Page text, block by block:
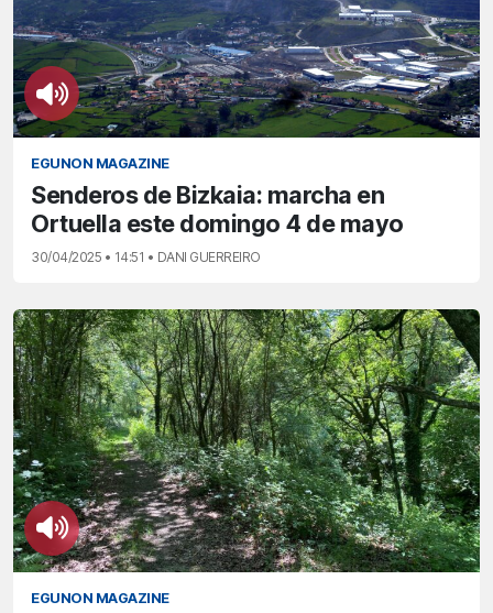
EGUNON MAGAZINE
Senderos de Bizkaia: marcha en
Ortuella este domingo 4 de mayo
30/04/2025 • 14:51 • DANI GUERREIRO
EGUNON MAGAZINE